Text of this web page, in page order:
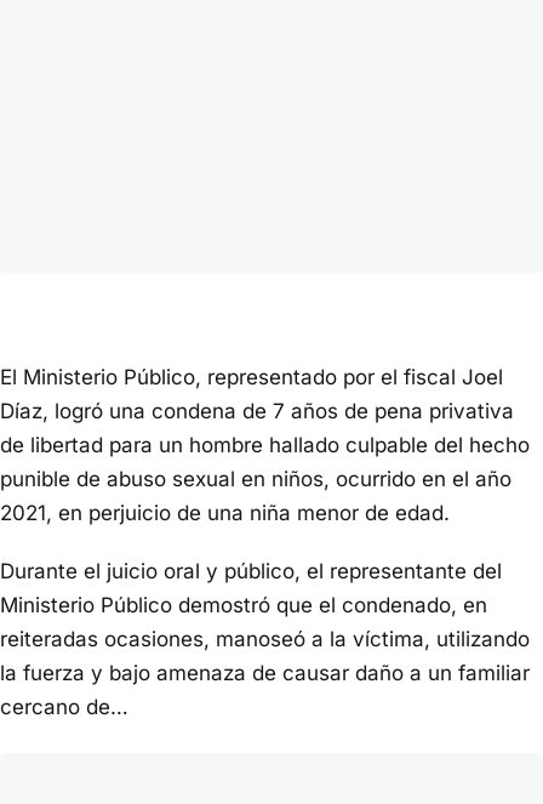
El Ministerio Público, representado por el fiscal Joel
Díaz, logró una condena de 7 años de pena privativa
de libertad para un hombre hallado culpable del hecho
punible de abuso sexual en niños, ocurrido en el año
2021, en perjuicio de una niña menor de edad.
Durante el juicio oral y público, el representante del
Ministerio Público demostró que el condenado, en
reiteradas ocasiones, manoseó a la víctima, utilizando
la fuerza y bajo amenaza de causar daño a un familiar
cercano de…